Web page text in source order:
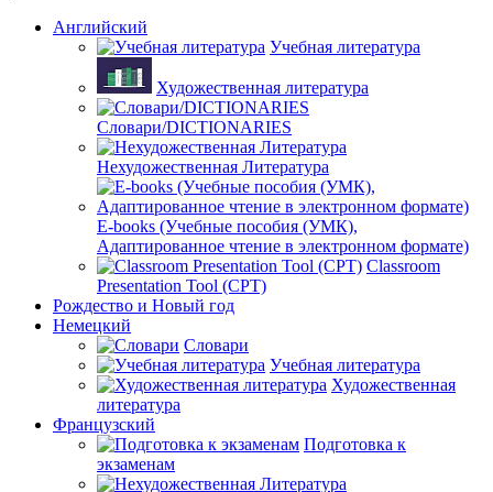
Английский
Учебная литература
Художественная литература
Словари/DICTIONARIES
Нехудожественная Литература
E-books (Учебные пособия (УМК),
Адаптированное чтение в электронном формате)
Classroom
Presentation Tool (CPT)
Рождество и Новый год
Немецкий
Словари
Учебная литература
Художественная
литература
Французский
Подготовка к
экзаменам